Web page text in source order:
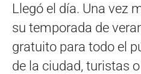
Llegó el día. Una vez
su temporada de
gratuito para todo el
de la ciudad, turistas